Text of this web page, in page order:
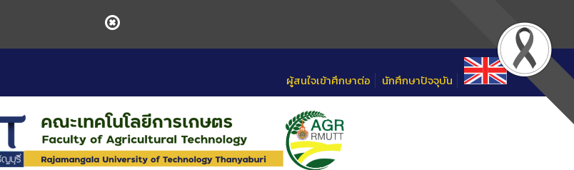
ผู้สนใจเข้าศึกษาต่อ นักศึกษาปัจจุบัน